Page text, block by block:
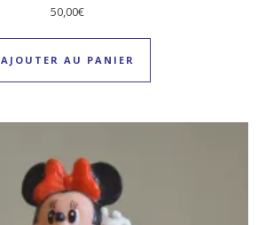
50,00€
AJOUTER AU PANIER